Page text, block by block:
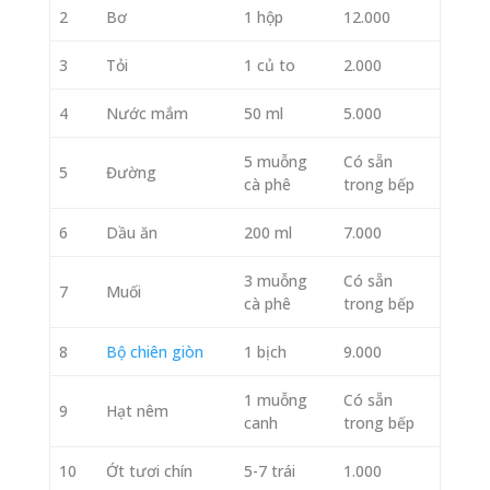
2 Bơ 1 hộp 12.000
3 Tỏi 1 củ to 2.000
4 Nước mắm 50 ml 5.000
5 Đường
5 muỗng
cà phê
Có sẵn
trong bếp
6 Dầu ăn 200 ml 7.000
7 Muối
3 muỗng
cà phê
Có sẵn
trong bếp
8 Bộ chiên giòn 1 bịch 9.000
9 Hạt nêm
1 muỗng
canh
Có sẵn
trong bếp
10 Ớt tươi chín 5-7 trái 1.000